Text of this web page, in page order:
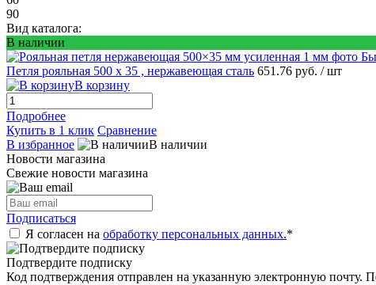
90
Вид каталога:
В наличии
Петля рояльная 500 х 35 , нержавеющая сталь 651.76 руб. / шт
В корзину
Подробнее
Купить в 1 клик Сравнение
В избранное
В наличии
Новости магазина
Свежие новости магазина
Подписаться
Я согласен на обработку персональных данных.*
Подтвердите подписку
Код подтверждения отправлен на указанную электронную почту.